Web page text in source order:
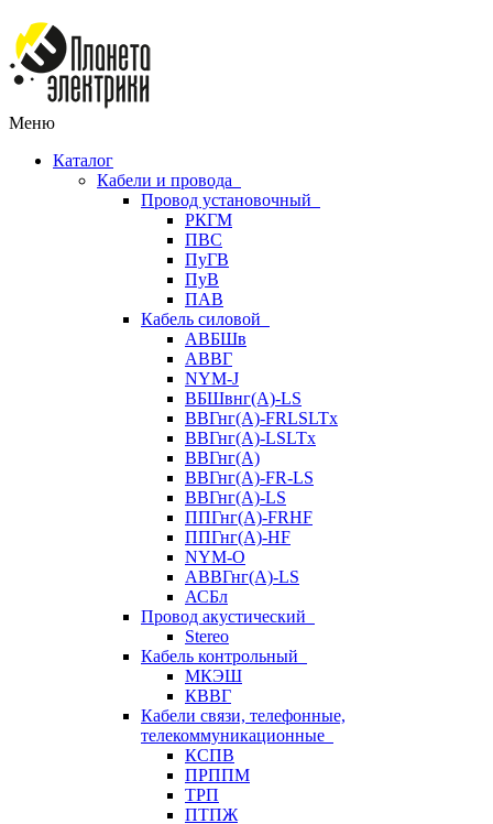
Меню
Каталог
Кабели и провода
Провод установочный
РКГМ
ПВС
ПуГВ
ПуВ
ПАВ
Кабель силовой
АВБШв
АВВГ
NYM-J
ВБШвнг(А)-LS
ВВГнг(A)-FRLSLTx
ВВГнг(A)-LSLTx
ВВГнг(А)
ВВГнг(А)-FR-LS
ВВГнг(А)-LS
ППГнг(А)-FRHF
ППГнг(А)-HF
NYM-O
АВВГнг(А)-LS
АСБл
Провод акустический
Stereo
Кабель контрольный
МКЭШ
КВВГ
Кабели связи, телефонные,
телекоммуникационные
КСПВ
ПРППМ
ТРП
ПТПЖ